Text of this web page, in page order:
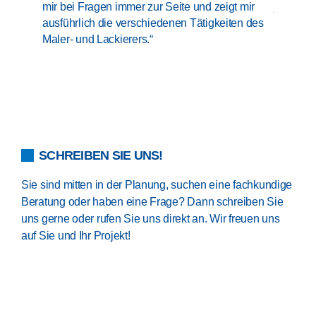
mir bei Fragen immer zur Seite und zeigt mir
ausführlich die verschiedenen Tätigkeiten des
Maler- und Lackierers.“
SCHREIBEN SIE UNS!
Sie sind mitten in der Planung, suchen eine fachkundige
Beratung oder haben eine Frage? Dann schreiben Sie
uns gerne oder rufen Sie uns direkt an. Wir freuen uns
auf Sie und Ihr Projekt!